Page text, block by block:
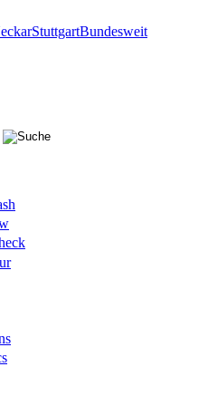
StuttgartBundesweit